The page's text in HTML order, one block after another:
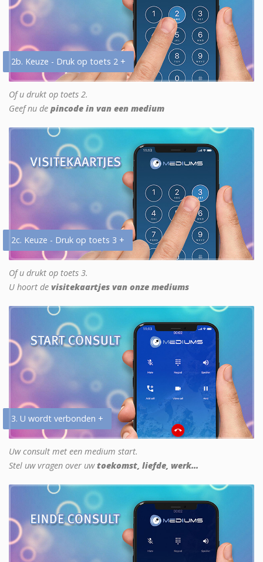
2b. Keuze - Druk op toets 2 +
Of u drukt op toets 2.
Geef nu de pincode in van een medium
2c. Keuze - Druk op toets 3 +
Of u drukt op toets 3.
U hoort de visitekaartjes van onze mediums
3. U wordt verbonden +
Uw consult met een medium start.
Stel uw vragen over uwtoekomst, liefde, werk...